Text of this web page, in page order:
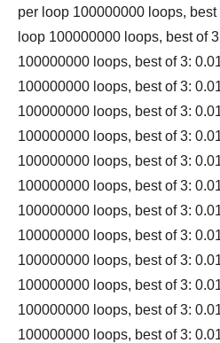
per loop 100000000 loops,
loop 100000000 loops, best of
100000000 loops, best of 3:
100000000 loops, best of 3:
100000000 loops, best of 3:
100000000 loops, best of 3:
100000000 loops, best of 3:
100000000 loops, best of 3:
100000000 loops, best of 3:
100000000 loops, best of 3:
100000000 loops, best of 3:
100000000 loops, best of 3:
100000000 loops, best of 3:
100000000 loops, best of 3: